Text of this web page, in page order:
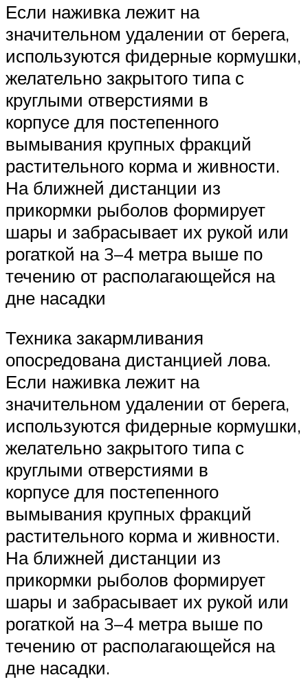
Если наживка лежит на
значительном удалении от берега,
используются фидерные кормушки,
желательно закрытого типа с
круглыми отверстиями в
корпусе для постепенного
вымывания крупных фракций
растительного корма и живности.
На ближней дистанции из
прикормки рыболов формирует
шары и забрасывает их рукой или
рогаткой на 3–4 метра выше по
течению от располагающейся на
дне насадки
Техника закармливания
опосредована дистанцией лова.
Если наживка лежит на
значительном удалении от берега,
используются фидерные кормушки,
желательно закрытого типа с
круглыми отверстиями в
корпусе для постепенного
вымывания крупных фракций
растительного корма и живности.
На ближней дистанции из
прикормки рыболов формирует
шары и забрасывает их рукой или
рогаткой на 3–4 метра выше по
течению от располагающейся на
дне насадки.